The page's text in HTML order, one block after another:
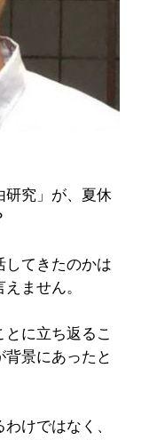
究」が、夏休
してきたのかは
ません。
に立ち返るこ
背景にあったと
けではなく、